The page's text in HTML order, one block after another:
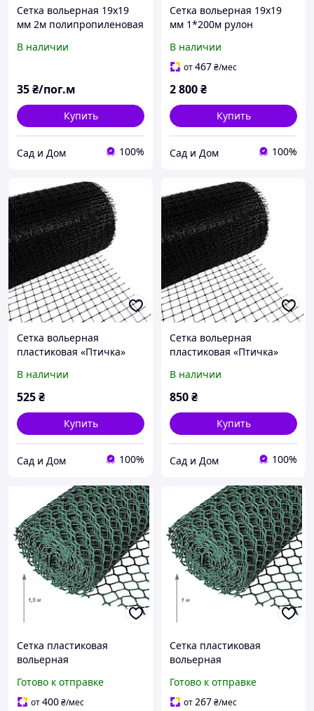
Сетка вольерная 19х19
мм 2м полипропиленовая
В наличии
35₴/пог.м
Купить
Сад и Дом 100%
Сетка вольерная 19х19
мм 1*200м рулон
Сіточка
В наличии
от467₴/мес
2 800₴
Купить
Сад и Дом 100%
Сетка вольерная
пластиковая «Птичка»
Добра Сіточка
В наличии
525₴
Купить
Сад и Дом 100%
Сетка вольерная
пластиковая «Птичка»
Добра Сіточка
В наличии
850₴
Купить
Сад и Дом 100%
Сетка пластиковая
вольерная
1,50м/30,00м
Готово к отправке
от400₴/мес
Сетка пластиковая
вольерная
1,00м/30,00м
Готово к отправке
от267₴/мес